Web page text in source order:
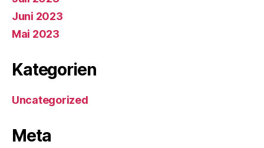
Juni 2023
Mai 2023
Kategorien
Uncategorized
Meta